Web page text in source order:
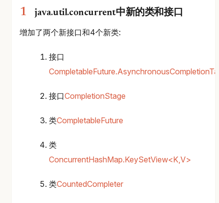
java.util.concurrent中新的类和接口
增加了两个新接口和4个新类:
接口
接口CompletionStage
类CompletableFuture
类
ConcurrentHashMap.KeySetView<K,V>
类CountedCompleter